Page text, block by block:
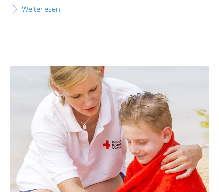
Weiterlesen